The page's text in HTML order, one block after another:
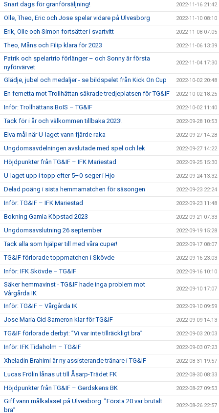
Snart dags för granförsäljning! 2022-11-16 21:42
Olle, Theo, Eric och Jose spelar vidare på Ulvesborg 2022-11-10 08:10
Erik, Olle och Simon fortsätter i svartvitt 2022-11-08 07:05
Theo, Måns och Filip klara för 2023 2022-11-06 13:39
Patrik och spelartrio förlänger – och Sonny är första
nyförvärvet
2022-11-04 17:30
Glädje, jubel och medaljer - se bildspelet från Kick On Cup 2022-10-02 20:48
En femetta mot Trollhättan säkrade tredjeplatsen för TG&IF 2022-10-02 18:25
Inför: Trollhättans BoIS – TG&IF 2022-10-02 11:40
Tack för i år och välkommen tillbaka 2023! 2022-09-28 10:53
Elva mål när U-laget vann fjärde raka 2022-09-27 14:28
Ungdomsavdelningen avslutade med spel och lek 2022-09-27 14:22
Höjdpunkter från TG&IF – IFK Mariestad 2022-09-25 15:30
U-laget upp i topp efter 5–0-seger i Hjo 2022-09-24 13:32
Delad poäng i sista hemmamatchen för säsongen 2022-09-23 22:24
Inför: TG&IF – IFK Mariestad 2022-09-23 11:48
Bokning Gamla Köpstad 2023 2022-09-21 07:33
Ungdomsavslutning 26 september 2022-09-19 15:28
Tack alla som hjälper till med våra cuper! 2022-09-17 08:07
TG&IF förlorade toppmatchen i Skövde 2022-09-16 23:03
Inför: IFK Skövde – TG&IF 2022-09-16 10:10
Säker hemmavinst - TG&IF hade inga problem mot
Vårgårda IK
2022-09-10 17:07
Inför: TG&IF – Vårgårda IK 2022-09-10 09:59
Jose Maria Cid Sameron klar för TG&IF 2022-09-09 14:13
TG&IF förlorade derbyt: ”Vi var inte tillräckligt bra” 2022-09-03 20:03
Inför: IFK Tidaholm – TG&IF 2022-09-03 07:23
Xheladin Brahimi är ny assisterande tränare i TG&IF 2022-08-31 19:57
Lucas Frölin lånas ut till Åsarp-Trädet FK 2022-08-30 08:33
Höjdpunkter från TG&IF – Gerdskens BK 2022-08-27 09:53
Giff vann målkalaset på Ulvesborg: ”Första 20 var brutalt
bra”
2022-08-26 22:57